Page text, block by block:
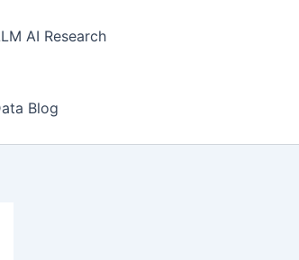
AI Research
Blog